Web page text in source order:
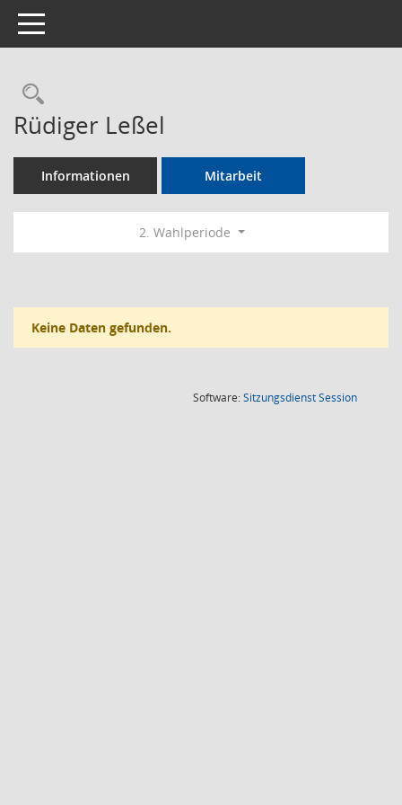
Toggle navigation
Rechercheauswahl
Rüdiger Leßel
Informationen Mitarbeit
2. Wahlperiode
Keine Daten gefunden.
Software:SitzungsdienstSession(Wird in